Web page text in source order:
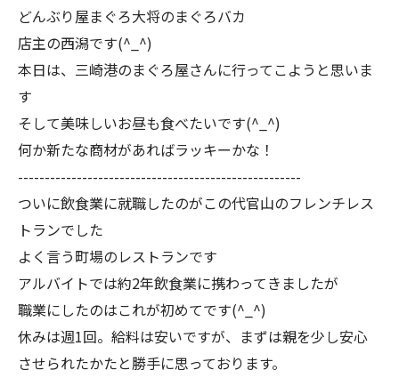
どんぶり屋まぐろ大将のまぐろバカ
店主の西潟です(^_^)
本日は、三崎港のまぐろ屋さんに行ってこようと思いま
す
そして美味しいお昼も食べたいです(^_^)
何か新たな商材があればラッキーかな！
-----------------------------------------------------
ついに飲食業に就職したのがこの代官山のフレンチレス
トランでした
よく言う町場のレストランです
アルバイトでは約2年飲食業に携わってきましたが
職業にしたのはこれが初めてです(^_^)
休みは週1回。給料は安いですが、まずは親を少し安心
させられたかたと勝手に思っております。